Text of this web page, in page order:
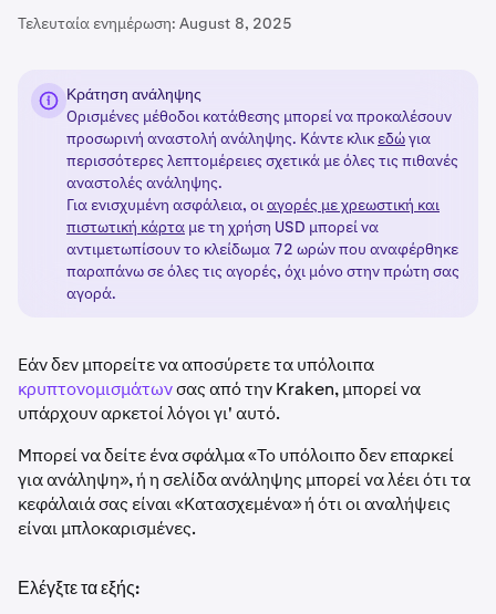
Τελευταία ενημέρωση: August 8, 2025
Κράτηση ανάληψης
Ορισμένες μέθοδοι κατάθεσης μπορεί να προκαλέσουν
προσωρινή αναστολή ανάληψης. Κάντε κλικ εδώγια
περισσότερες λεπτομέρειες σχετικά με όλες τις πιθανές
αναστολές ανάληψης.
Για ενισχυμένη ασφάλεια, οιαγορές με χρεωστική και
πιστωτική κάρτα με τη χρήση USD μπορεί να
αντιμετωπίσουν το κλείδωμα 72 ωρών που αναφέρθηκε
παραπάνω σε όλες τις αγορές, όχι μόνο στην πρώτη σας
αγορά.
Εάν δεν μπορείτε να αποσύρετε τα υπόλοιπα
κρυπτονομισμάτωνσας από την Kraken, μπορεί να
υπάρχουν αρκετοί λόγοι γι' αυτό.
Μπορεί να δείτε ένα σφάλμα «Το υπόλοιπο δεν επαρκεί
για ανάληψη», ή η σελίδα ανάληψης μπορεί να λέει ότι τα
κεφάλαιά σας είναι «Κατασχεμένα» ή ότι οι αναλήψεις
είναι μπλοκαρισμένες.
Ελέγξτε τα εξής: